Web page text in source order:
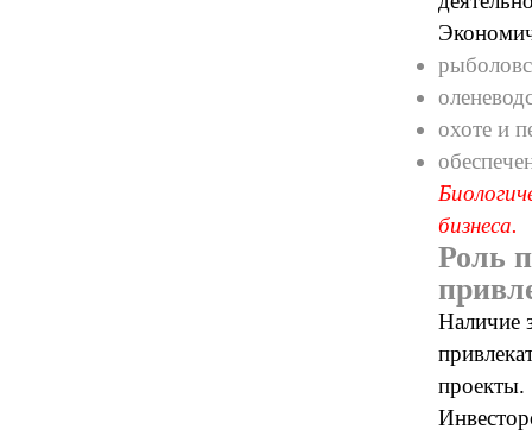
охоте и
бизнеса.
Роль
Наличие
проекты.